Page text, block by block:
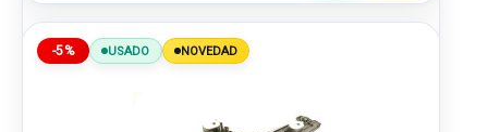
-5% USADO NOVEDAD